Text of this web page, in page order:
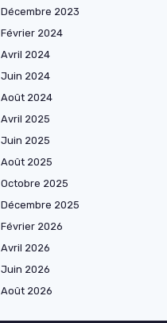
Décembre 2023
Février 2024
Avril 2024
Juin 2024
Août 2024
Avril 2025
Juin 2025
Août 2025
Octobre 2025
Décembre 2025
Février 2026
Avril 2026
Juin 2026
Août 2026